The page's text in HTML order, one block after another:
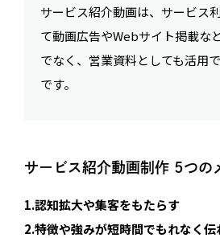
サービス紹介動画は、サービス
て動画広告やWebサイト掲載な
でなく、営業資料としても活用
です。
サービス紹介動画制作 5つの
1.認知拡大や集客をもたらす
2.特徴や強みが短時間でもれなく伝